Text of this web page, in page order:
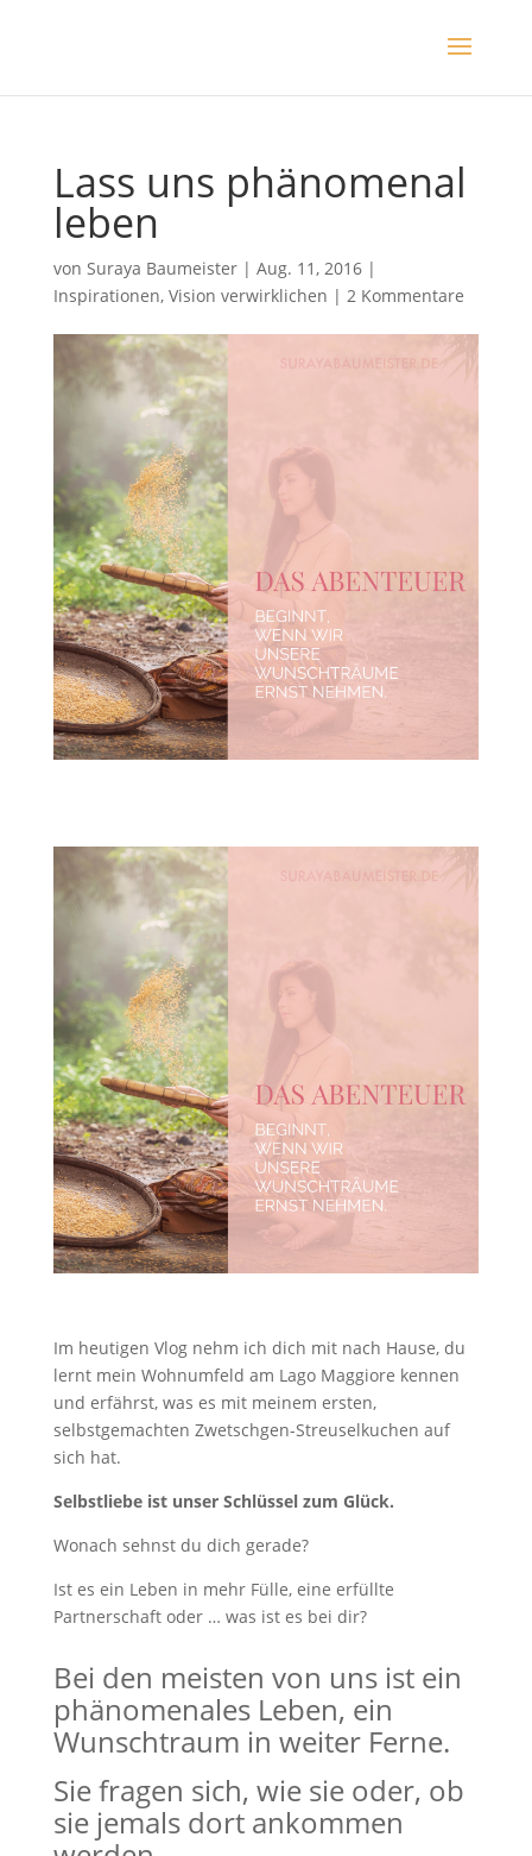
Lass uns phänomenal
leben
von Suraya Baumeister| Aug. 11, 2016|
Inspirationen, Vision verwirklichen | 2 Kommentare
Im heutigen Vlog nehm ich dich mit nach Hause, du
lernt mein Wohnumfeld am Lago Maggiore kennen
und erfährst, was es mit meinem ersten,
selbstgemachten Zwetschgen-Streuselkuchen auf
sich hat.
Selbstliebe ist unser Schlüssel zum Glück.
Wonach sehnst du dich gerade?
Ist es ein Leben in mehr Fülle, eine erfüllte
Partnerschaft oder … was ist es bei dir?
Bei den meisten von uns ist ein
phänomenales Leben, ein
Wunschtraum in weiter Ferne.
Sie fragen sich, wie sie oder, ob
sie jemals dort ankommen